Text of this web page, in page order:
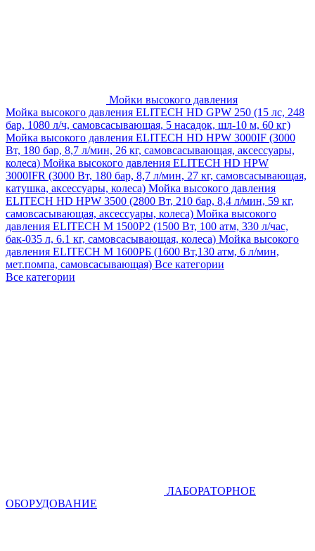
Мойки высокого давления
Мойка высокого давления ELITECH HD GPW 250 (15 лс, 248
бар, 1080 л/ч, самовсасывающая, 5 насадок, шл-10 м, 60 кг)
Мойка высокого давления ELITECH HD HPW 3000IF (3000
Вт, 180 бар, 8,7 л/мин, 26 кг, самовсасывающая, аксессуары,
колеса) Мойка высокого давления ELITECH HD HPW
3000IFR (3000 Вт, 180 бар, 8,7 л/мин, 27 кг, самовсасывающая,
катушка, аксессуары, колеса) Мойка высокого давления
ELITECH HD HPW 3500 (2800 Вт, 210 бар, 8,4 л/мин, 59 кг,
самовсасывающая, аксессуары, колеса) Мойка высокого
давления ELITECH M 1500P2 (1500 Вт, 100 атм, 330 л/час,
бак-035 л, 6.1 кг, самовсасывающая, колеса) Мойка высокого
давления ELITECH М 1600РБ (1600 Вт,130 атм, 6 л/мин,
мет.помпа, самовсасывающая) Все категории
Все категории
ЛАБОРАТОРНОЕ
ОБОРУДОВАНИЕ